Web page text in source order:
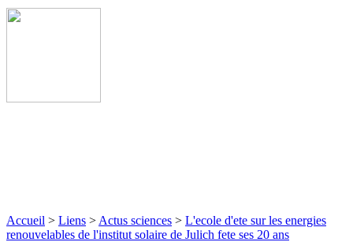
Accueil > Liens > Actus sciences > L'ecole d'ete sur les energies
renouvelables de l'institut solaire de Julich fete ses 20 ans